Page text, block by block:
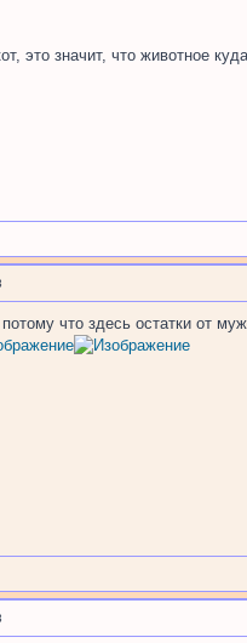
это значит, что животное
что здесь остатки от